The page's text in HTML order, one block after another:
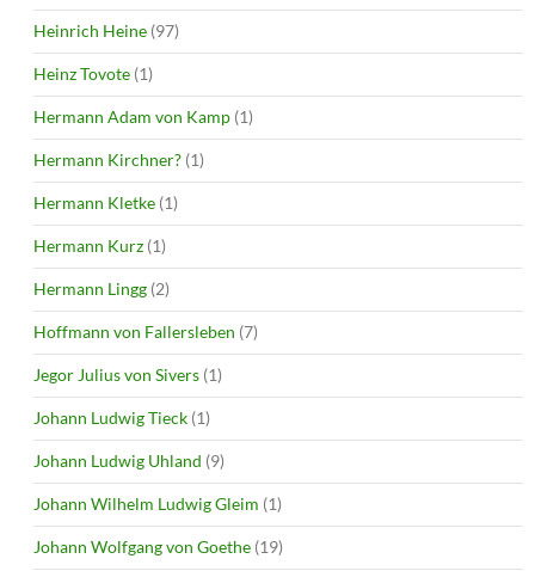
Heinrich Heine (97)
Heinz Tovote (1)
Hermann Adam von Kamp (1)
Hermann Kirchner? (1)
Hermann Kletke (1)
Hermann Kurz (1)
Hermann Lingg (2)
Hoffmann von Fallersleben (7)
Jegor Julius von Sivers (1)
Johann Ludwig Tieck (1)
Johann Ludwig Uhland (9)
Johann Wilhelm Ludwig Gleim (1)
Johann Wolfgang von Goethe (19)